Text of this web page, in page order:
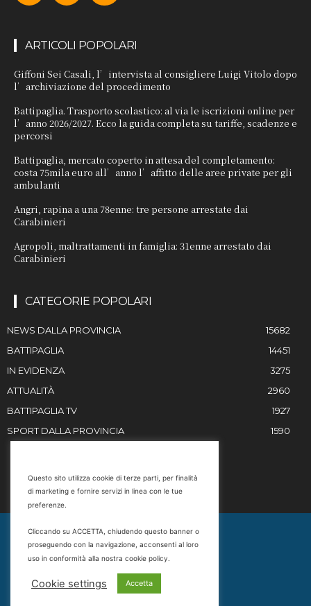
ARTICOLI POPOLARI
Giffoni Sei Casali, l’intervista al consigliere Luigi Vitolo dopo
l’archiviazione del procedimento
Battipaglia. Trasporto scolastico: al via le iscrizioni online per
l’anno 2026/2027. Ecco la guida completa su tariffe, scadenze e
percorsi
Battipaglia, mercato coperto in attesa del completamento:
costa 75mila euro all’anno l’affitto delle aree private per gli
ambulanti
Angri, rapina a una 78enne: tre persone arrestate dai
Carabinieri
Agropoli, maltrattamenti in famiglia: 31enne arrestato dai
Carabinieri
CATEGORIE POPOLARI
NEWS DALLA PROVINCIA
15682
BATTIPAGLIA
14451
IN EVIDENZA
3275
ATTUALITÀ
2960
BATTIPAGLIA TV
1927
SPORT DALLA PROVINCIA
1590
Email
marketing@battipaglia1929.it
carminegaldi@virgilio.it
Questo sito utilizza cookie di terze parti, per finalità
di marketing e fornire servizi in linea con le tue
preferenze.
Cliccando su ACCETTA, chiudendo questo banner o
proseguendo con la navigazione, acconsenti al loro
uso in conformità alla nostra cookie policy.
Cookie settings Accetta